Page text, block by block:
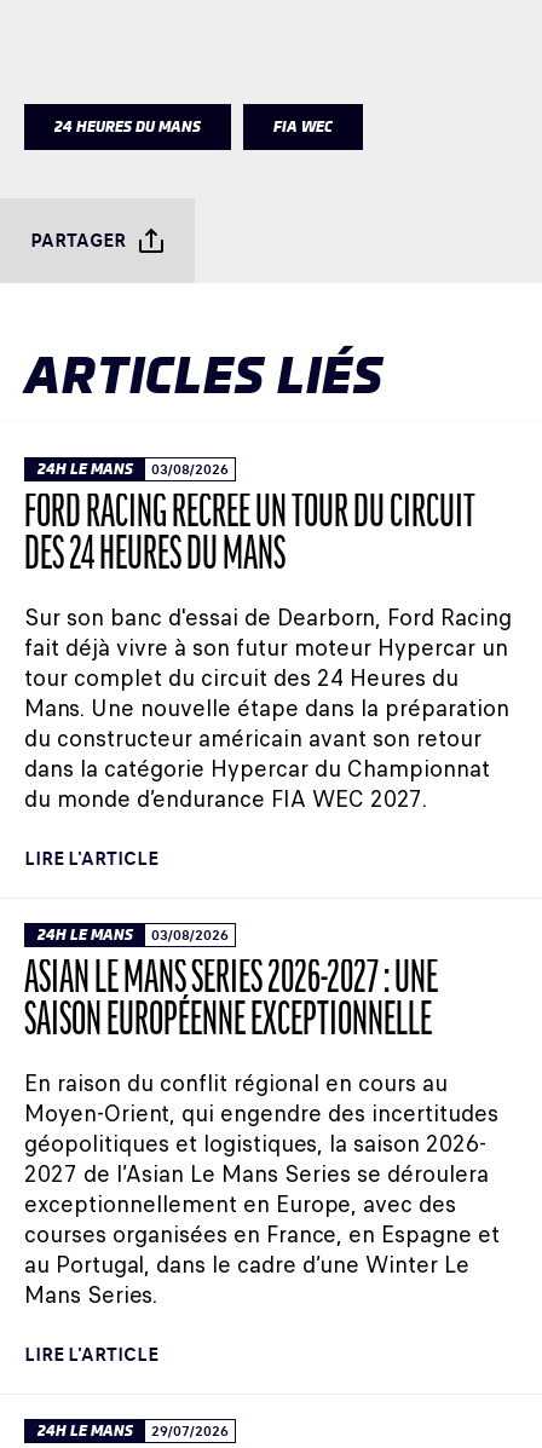
24 HEURES DU MANS FIA WEC
PARTAGER
ARTICLES LIÉS
24H LE MANS 03/08/2026
FORD RACING RECRÉE UN TOUR DU CIRCUIT
DES 24 HEURES DU MANS
Sur son banc d'essai de Dearborn, Ford Racing
fait déjà vivre à son futur moteur Hypercar un
tour complet du circuit des 24 Heures du
Mans. Une nouvelle étape dans la préparation
du constructeur américain avant son retour
dans la catégorie Hypercar du Championnat
du monde d’endurance FIA WEC 2027.
LIRE L'ARTICLE
24H LE MANS 03/08/2026
ASIAN LE MANS SERIES 2026-2027 : UNE
SAISON EUROPÉENNE EXCEPTIONNELLE
En raison du conflit régional en cours au
Moyen-Orient, qui engendre des incertitudes
géopolitiques et logistiques, la saison 2026-
2027 de l’Asian Le Mans Series se déroulera
exceptionnellement en Europe, avec des
courses organisées en France, en Espagne et
au Portugal, dans le cadre d’une Winter Le
Mans Series.
LIRE L'ARTICLE
24H LE MANS 29/07/2026